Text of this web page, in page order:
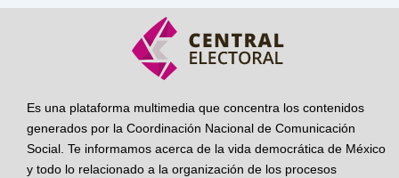
Es una plataforma multimedia que concentra los contenidos
generados por la Coordinación Nacional de Comunicación
Social. Te informamos acerca de la vida democrática de México
y todo lo relacionado a la organización de los procesos